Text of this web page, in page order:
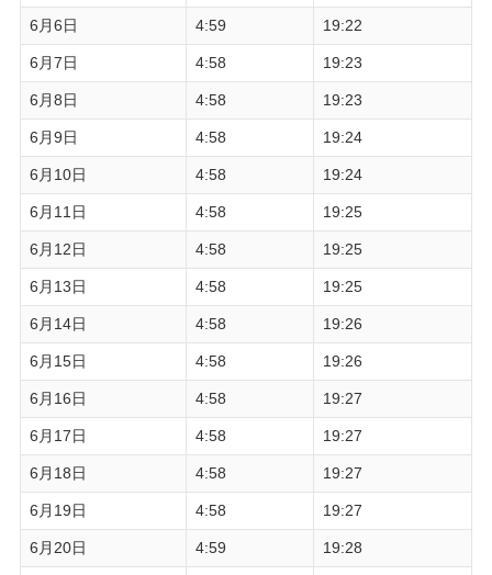
6月6日 4:59 19:22
6月7日 4:58 19:23
6月8日 4:58 19:23
6月9日 4:58 19:24
6月10日 4:58 19:24
6月11日 4:58 19:25
6月12日 4:58 19:25
6月13日 4:58 19:25
6月14日 4:58 19:26
6月15日 4:58 19:26
6月16日 4:58 19:27
6月17日 4:58 19:27
6月18日 4:58 19:27
6月19日 4:58 19:27
6月20日 4:59 19:28